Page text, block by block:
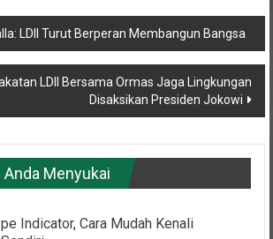
LDII Turut Berperan Membangun Bangsa
LDII Bersama Ormas Jaga Lingkungan
Disaksikan Presiden Jokowi
Menyukai